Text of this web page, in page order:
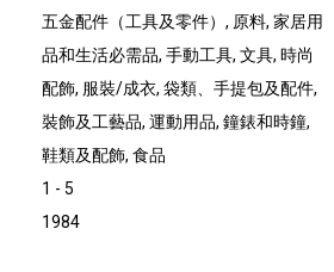
五金配件（工具及零件）, 原料, 家居用
品和生活必需品, 手動工具, 文具, 時尚
配飾, 服裝/成衣, 袋類、手提包及配件,
裝飾及工藝品, 運動用品, 鐘錶和時鐘,
鞋類及配飾, 食品
1 - 5
1984